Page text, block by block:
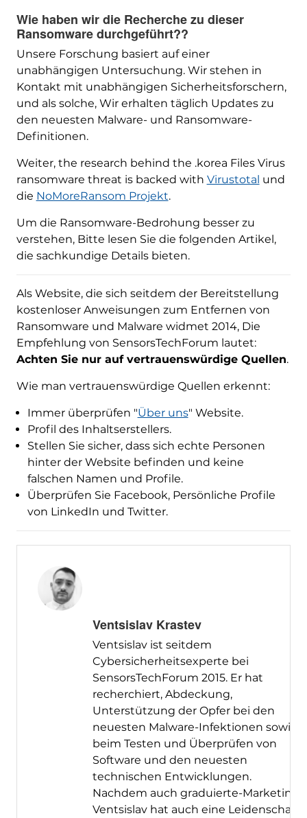
Wie haben wir die Recherche zu dieser
Ransomware durchgeführt??
Unsere Forschung basiert auf einer
unabhängigen Untersuchung. Wir stehen in
Kontakt mit unabhängigen Sicherheitsforschern,
und als solche, Wir erhalten täglich Updates zu
den neuesten Malware- und Ransomware-
Definitionen.
Weiter, the research behind the .korea Files Virus
ransomware threat is backed with Virustotal und
die NoMoreRansom Projekt.
Um die Ransomware-Bedrohung besser zu
verstehen, Bitte lesen Sie die folgenden Artikel,
die sachkundige Details bieten.
Als Website, die sich seitdem der Bereitstellung
kostenloser Anweisungen zum Entfernen von
Ransomware und Malware widmet 2014, Die
Empfehlung von SensorsTechForum lautet:
Achten Sie nur auf vertrauenswürdige Quellen.
Wie man vertrauenswürdige Quellen erkennt:
Immer überprüfen "Über uns" Website.
Profil des Inhaltserstellers.
Stellen Sie sicher, dass sich echte Personen
hinter der Website befinden und keine
falschen Namen und Profile.
Überprüfen Sie Facebook, Persönliche Profile
von LinkedIn und Twitter.
Ventsislav Krastev
Ventsislav ist seitdem
Cybersicherheitsexperte bei
SensorsTechForum 2015. Er hat
recherchiert, Abdeckung,
Unterstützung der Opfer bei den
neuesten Malware-Infektionen sowie
beim Testen und Überprüfen von
Software und den neuesten
technischen Entwicklungen.
Nachdem auch graduierte-Marketing,
Ventsislav hat auch eine Leidenschaft